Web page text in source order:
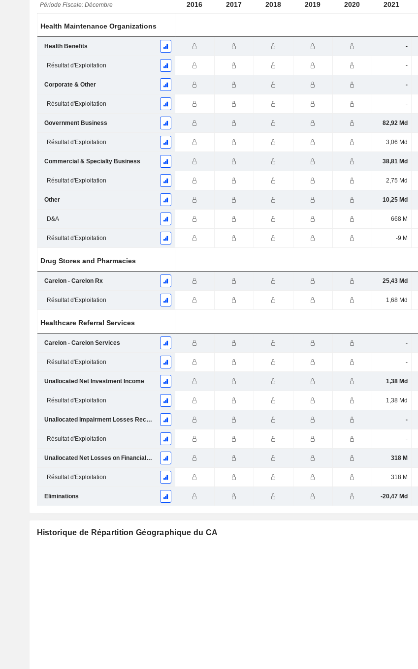
Période Fiscale: Décembre 2016 2017 2018 2019 2020 2021
Health Maintenance Organizations
Health Benefits -
Résultat d'Exploitation -
Corporate & Other -
Résultat d'Exploitation -
Government Business 82,92 Md
Résultat d'Exploitation 3,06 Md
Commercial & Specialty Business 38,81 Md
Résultat d'Exploitation 2,75 Md
Other 10,25 Md
D&A 668 M
Résultat d'Exploitation -9 M
Drug Stores and Pharmacies
Carelon - Carelon Rx 25,43 Md
Résultat d'Exploitation 1,68 Md
Healthcare Referral Services
Carelon - Carelon Services -
Résultat d'Exploitation -
Unallocated Net Investment Income 1,38 Md
Résultat d'Exploitation 1,38 Md
Unallocated Impairment Losses Recognized in Income -
Résultat d'Exploitation -
Unallocated Net Losses on Financial Instruments 318 M
Résultat d'Exploitation 318 M
Eliminations -20,47 Md
Historique de Répartition Géographique du CA